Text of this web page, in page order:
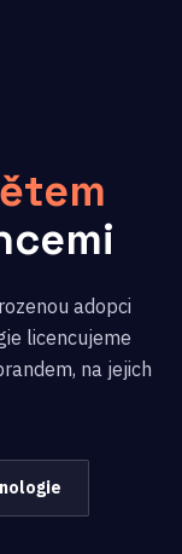
adopci
licencujeme
na jejich